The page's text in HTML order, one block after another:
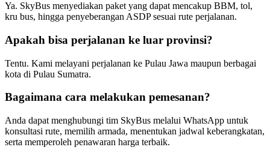
Ya. SkyBus menyediakan paket yang dapat mencakup BBM, tol,
kru bus, hingga penyeberangan ASDP sesuai rute perjalanan.
Apakah bisa perjalanan ke luar provinsi?
Tentu. Kami melayani perjalanan ke Pulau Jawa maupun berbagai
kota di Pulau Sumatra.
Bagaimana cara melakukan pemesanan?
Anda dapat menghubungi tim SkyBus melalui WhatsApp untuk
konsultasi rute, memilih armada, menentukan jadwal keberangkatan,
serta memperoleh penawaran harga terbaik.